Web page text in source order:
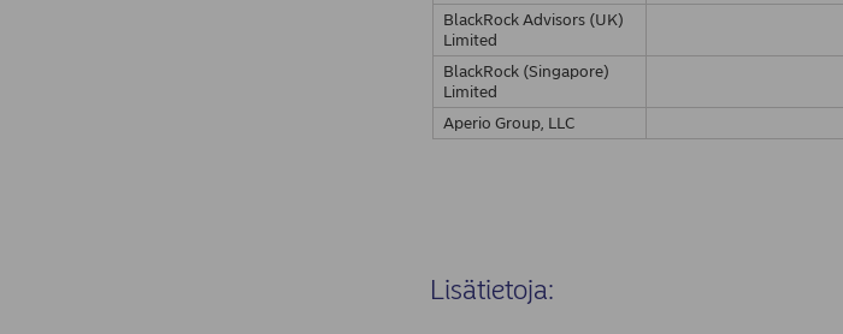
BlackRock Advisors (UK)
Limited
BlackRock (Singapore)
Limited
Aperio Group, LLC
Lisätietoja: